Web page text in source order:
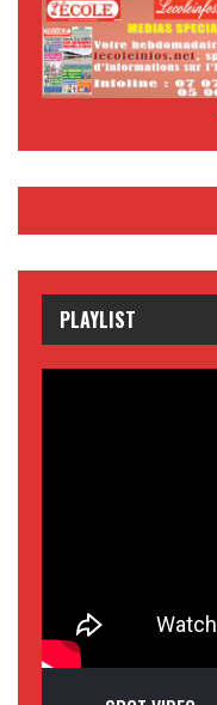
PLAYLIST